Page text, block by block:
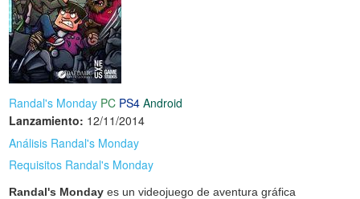
Randal's Monday PC PS4 Android
Lanzamiento: 12/11/2014
Análisis Randal's Monday
Requisitos Randal's Monday
Randal's Monday es un videojuego de aventura gráfica